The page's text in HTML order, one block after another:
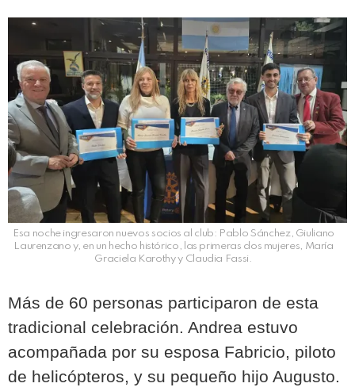
Esa noche ingresaron nuevos socios al club: Pablo Sánchez, Giuliano
Laurenzano y, en un hecho histórico, las primeras dos mujeres, María
Graciela Karothy y Claudia Fassi.
Más de 60 personas participaron de esta
tradicional celebración. Andrea estuvo
acompañada por su esposa Fabricio, piloto
de helicópteros, y su pequeño hijo Augusto.